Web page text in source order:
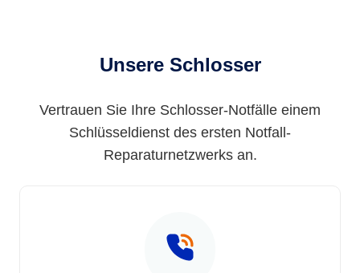
Unsere Schlosser
Vertrauen Sie Ihre Schlosser-Notfälle einem
Schlüsseldienst des ersten Notfall-
Reparaturnetzwerks an.